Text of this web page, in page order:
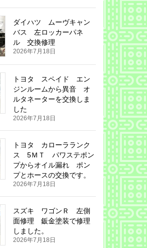
ダイハツ ムーヴキャン
バス 左ロッカーパネ
ル 交換修理
2026年7月18日
トヨタ スペイド エン
ジンルームから異音 オ
ルタネーターを交換しま
した
2026年7月18日
トヨタ カローラランク
ス 5ＭＴ パワステポン
プからオイル漏れ ポン
プとホースの交換です。
2026年7月18日
スズキ ワゴンＲ 左側
面修理 鈑金塗装で修理
しました。
2026年7月18日